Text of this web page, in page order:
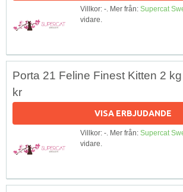
Villkor: -. Mer från: Supercat
vidare.
Porta 21 Feline Finest Kitten 2
kr
VISA ERBJUDANDE
Villkor: -. Mer från: Supercat
vidare.